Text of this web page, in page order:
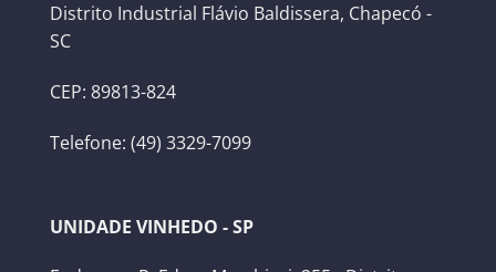
Distrito Industrial Flávio Baldissera, Chapecó -
SC
CEP: 89813-824
Telefone: (49) 3329-7099
UNIDADE VINHEDO - SP